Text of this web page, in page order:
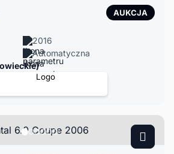
AUKCJA
2016
Automatyczna